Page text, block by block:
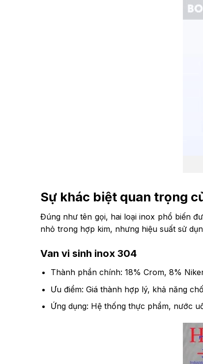
Sự khác biệt quan trọng
Đúng như tên gọi, hai loại inox phổ biến
nhỏ trong hợp kim, nhưng hiệu suất sử
Van vi sinh inox 304
Thành phần chính: 18% Crom, 8%
Ưu điểm: Giá thành hợp lý, khả năng
Ứng dụng: Hệ thống thực phẩm, nước